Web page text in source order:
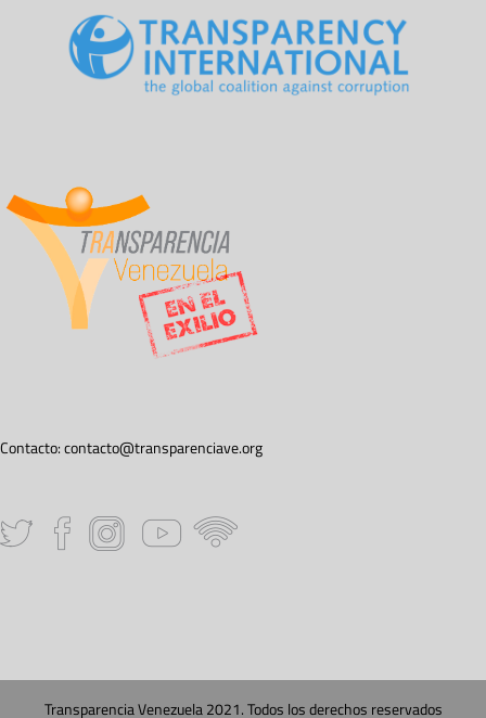
Contacto:contacto@transparenciave.org
Transparencia Venezuela 2021. Todos los derechos reservados